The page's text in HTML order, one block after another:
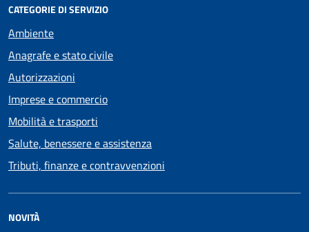
CATEGORIE DI SERVIZIO
Ambiente
Anagrafe e stato civile
Autorizzazioni
Imprese e commercio
Mobilità e trasporti
Salute, benessere e assistenza
Tributi, finanze e contravvenzioni
NOVITÀ